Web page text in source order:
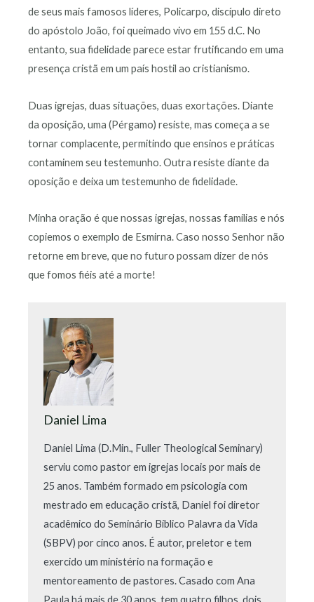
de seus mais famosos líderes, Policarpo, discípulo direto
do apóstolo João, foi queimado vivo em 155 d.C. No
entanto, sua fidelidade parece estar frutificando em uma
presença cristã em um país hostil ao cristianismo.
Duas igrejas, duas situações, duas exortações. Diante
da oposição, uma (Pérgamo) resiste, mas começa a se
tornar complacente, permitindo que ensinos e práticas
contaminem seu testemunho. Outra resiste diante da
oposição e deixa um testemunho de fidelidade.
Minha oração é que nossas igrejas, nossas famílias e nós
copiemos o exemplo de Esmirna. Caso nosso Senhor não
retorne em breve, que no futuro possam dizer de nós
que fomos fiéis até a morte!
Daniel Lima
Daniel Lima (D.Min., Fuller Theological Seminary)
serviu como pastor em igrejas locais por mais de
25 anos. Também formado em psicologia com
mestrado em educação cristã, Daniel foi diretor
acadêmico do Seminário Bíblico Palavra da Vida
(SBPV) por cinco anos. É autor, preletor e tem
exercido um ministério na formação e
mentoreamento de pastores. Casado com Ana
Paula há mais de 30 anos, tem quatro filhos, dois